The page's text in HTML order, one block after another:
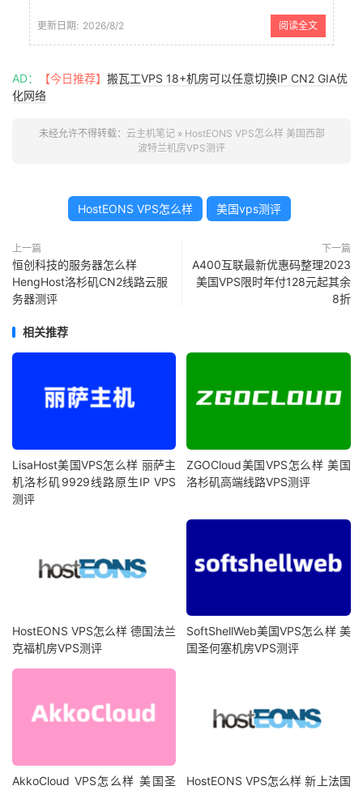
案，同时带宽可选不限制流量100M或者1G带
宽固定流量套餐。最近商家推出七周年庆促销
活动，欧美多机房...
更新日期: 2026/8/2 阅读全文
AD： 【今日推荐】 搬瓦工VPS 18+机房可以任意切换IP CN2 GIA优
化网络
未经允许不得转载： 云主机笔记» HostEONS VPS怎么样 美国西部
波特兰机房VPS测评
HostEONS VPS怎么样 美国vps测评
上一篇
恒创科技的服务器怎么样
HengHost洛杉矶CN2线路云服
务器测评
下一篇
A400互联最新优惠码整理2023
美国VPS限时年付128元起其余
8折
相关推荐
LisaHost美国VPS怎么样 丽萨主
机洛杉矶9929线路原生IP VPS
测评
ZGOCloud美国VPS怎么样 美国
洛杉矶高端线路VPS测评
HostEONS VPS怎么样 德国法兰
克福机房VPS测评
SoftShellWeb美国VPS怎么样 美
国圣何塞机房VPS测评
AkkoCloud VPS怎么样 美国圣 HostEONS VPS怎么样 新上法国